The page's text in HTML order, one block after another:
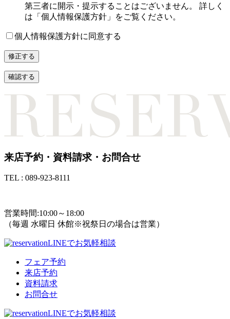
第三者に開示・提示することはございません。 詳しく
は「個人情報保護方針」をご覧ください。
個人情報保護方針に同意する
来店予約・資料請求・お問合せ
TEL : 089-923-8111
営業時間:10:00～18:00
（毎週 水曜日 休館※祝祭日の場合は営業）
LINEでお気軽相談
フェア予約
来店予約
資料請求
お問合せ
LINEでお気軽相談